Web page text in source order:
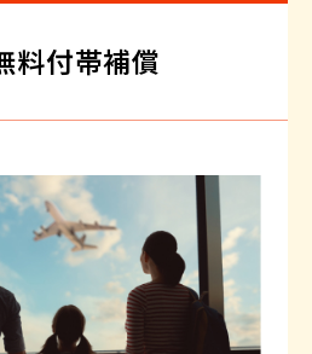
料付帯補償